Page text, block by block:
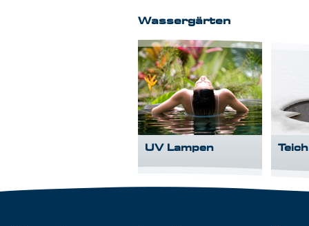
Wassergärten
UV Lampen